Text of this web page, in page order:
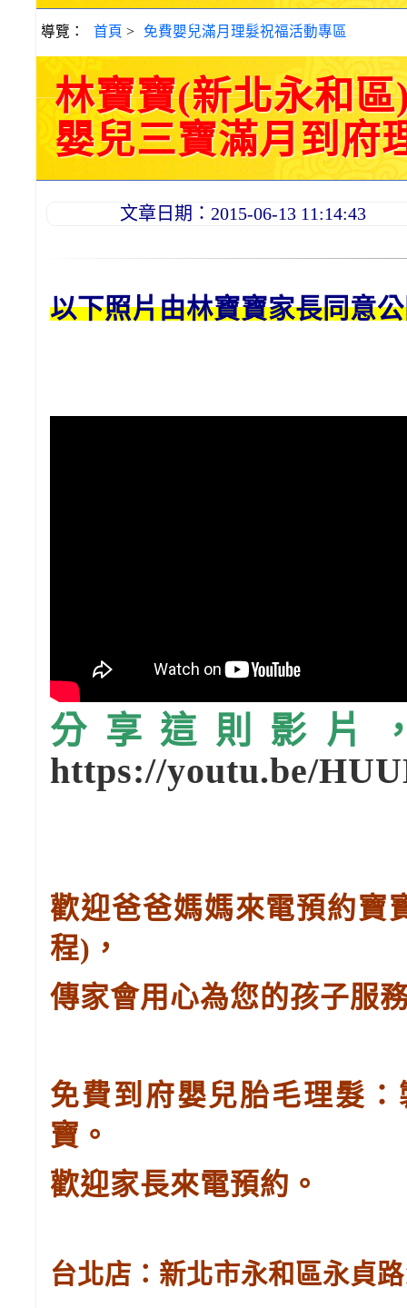
導覽： 首頁 > 免費嬰兒滿月理髮祝福活動專區
林寶寶(新北永和
嬰兒三寶滿月到府
文章日期：2015-06-13 11:14:43
以下照片由林寶寶家長同意
分享這則影片
https://youtu.be/
歡迎爸爸媽媽來電預約寶
程) ，
傳家會用心為您的孩子服
免費到府嬰兒胎毛理髮
寶。
歡迎家長來電預約。
台北店：新北市永和區永貞